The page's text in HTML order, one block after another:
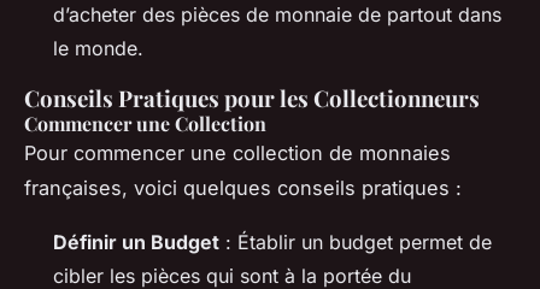
d’acheter des pièces de monnaie de partout dans
le monde.
Conseils Pratiques pour les Collectionneurs
Commencer une Collection
Pour commencer une collection de monnaies
françaises, voici quelques conseils pratiques :
Définir un Budget : Établir un budget permet de
cibler les pièces qui sont à la portée du